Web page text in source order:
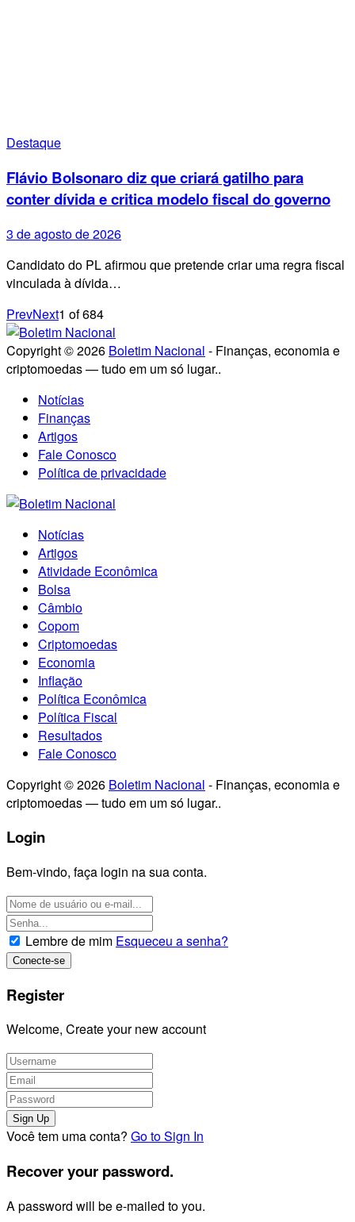
Destaque
Flávio Bolsonaro diz que criará gatilho para
conter dívida e critica modelo fiscal do governo
3 de agosto de 2026
Candidato do PL afirmou que pretende criar uma regra fiscal
vinculada à dívida…
PrevNext1 of684
Copyright © 2026 Boletim Nacional - Finanças, economia e
criptomoedas — tudo em um só lugar..
Notícias
Finanças
Artigos
Fale Conosco
Política de privacidade
Notícias
Artigos
Atividade Econômica
Bolsa
Câmbio
Copom
Criptomoedas
Economia
Inflação
Política Econômica
Política Fiscal
Resultados
Fale Conosco
Copyright © 2026 Boletim Nacional - Finanças, economia e
criptomoedas — tudo em um só lugar..
Login
Bem-vindo, faça login na sua conta.
Lembre de mim Esqueceu a senha?
Register
Welcome, Create your new account
Você tem uma conta? Go to Sign In
Recover your password.
A password will be e-mailed to you.